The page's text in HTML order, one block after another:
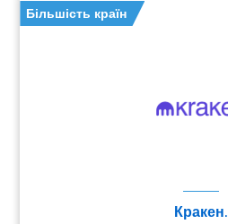
Більшість країн
Кракен.